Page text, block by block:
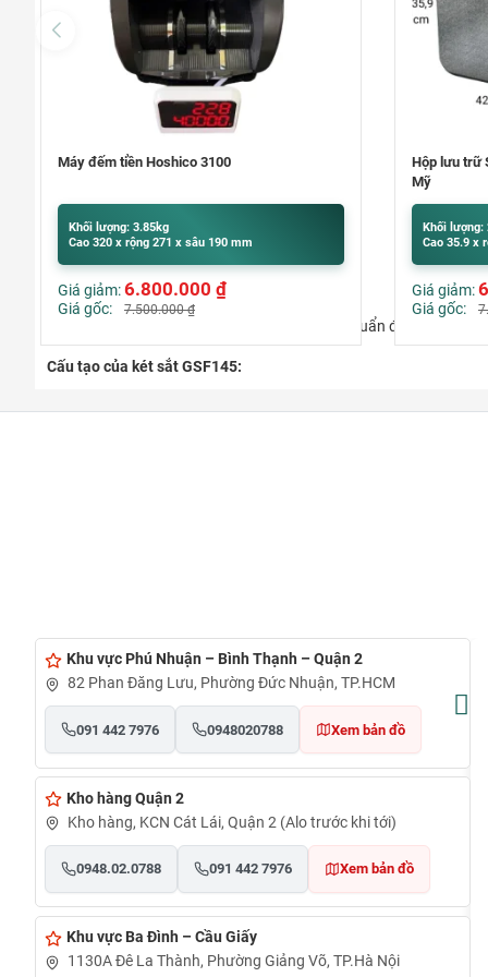
+ TCCS 01:2010/VTNH&ATKQ đã được Tiêu chuẩn đo lường chất
Cấu tạo của két sắt GSF145:
– Hệ thống khóa liên hoàn: Một khoá chìa, một tay nắm, một
– Không gian: Bên trong két có 01 hộc ngăn kéo có khóa chìa
Hộp lưu trữ Sentry Safe FHW40200 nhập khẩu
Khối lượng: 20kg
Cao 35.9 x rộng 42.1 x sâu 35.1 cm
Giá giảm:6.929.000 ₫
Giá gốc: 7.000.000₫
Két sắt Việt
Khối lượng:
Cao 355 x
Giá giảm:
Giá gốc:
Khu vực Phú Nhuận – Bình Thạnh – Quận 2
82 Phan Đăng Lưu, Phường Đức Nhuận, TP.HCM
091 442 7976 0948020788 Xem bản đồ
Kho hàng Quận 2
Kho hàng, KCN Cát Lái, Quận 2 (Alo trước khi tới)
0948.02.0788 091 442 7976 Xem bản đồ
Khu vực Ba Đình – Cầu Giấy
1130A Đê La Thành, Phường Giảng Võ, TP.Hà Nội